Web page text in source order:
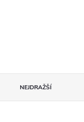
NEJDRAŽŠÍ